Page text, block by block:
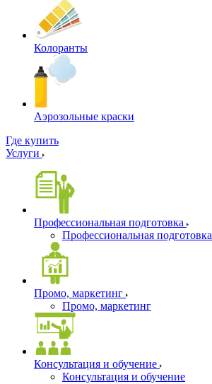
Колоранты
Аэрозольные краски
Где купить
Услуги
Профессиональная подготовка
Профессиональная подготовка
Промо, маркетинг
Промо, маркетинг
Консультация и обучение
Консультация и обучение